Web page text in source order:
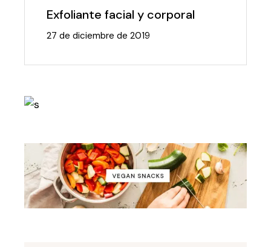
Exfoliante facial y corporal
27 de diciembre de 2019